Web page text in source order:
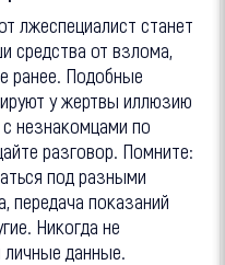
лжеспециалист станет
средства от взлома,
ранее. Подобные
у жертвы иллюзию
незнакомцами по
разговор. Помните:
под разными
передача показаний
Никогда не
данные.